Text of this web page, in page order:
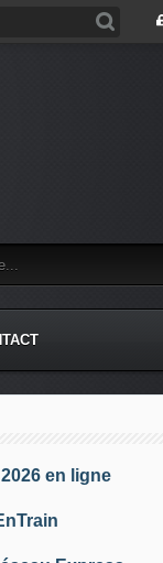
en ligne